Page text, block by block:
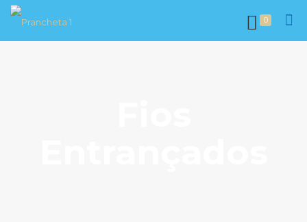
0